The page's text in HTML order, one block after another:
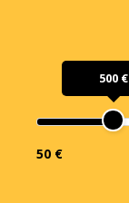
500 €
50 €